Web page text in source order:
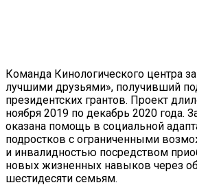
Команда Кинологического центра
лучшими друзьями», получивший
президентских грантов. Проект
ноября 2019 по декабрь 2020 года.
оказана помощь в социальной
подростков с ограниченными
и инвалидностью посредством
новых жизненных навыков через
шестидесяти семьям.